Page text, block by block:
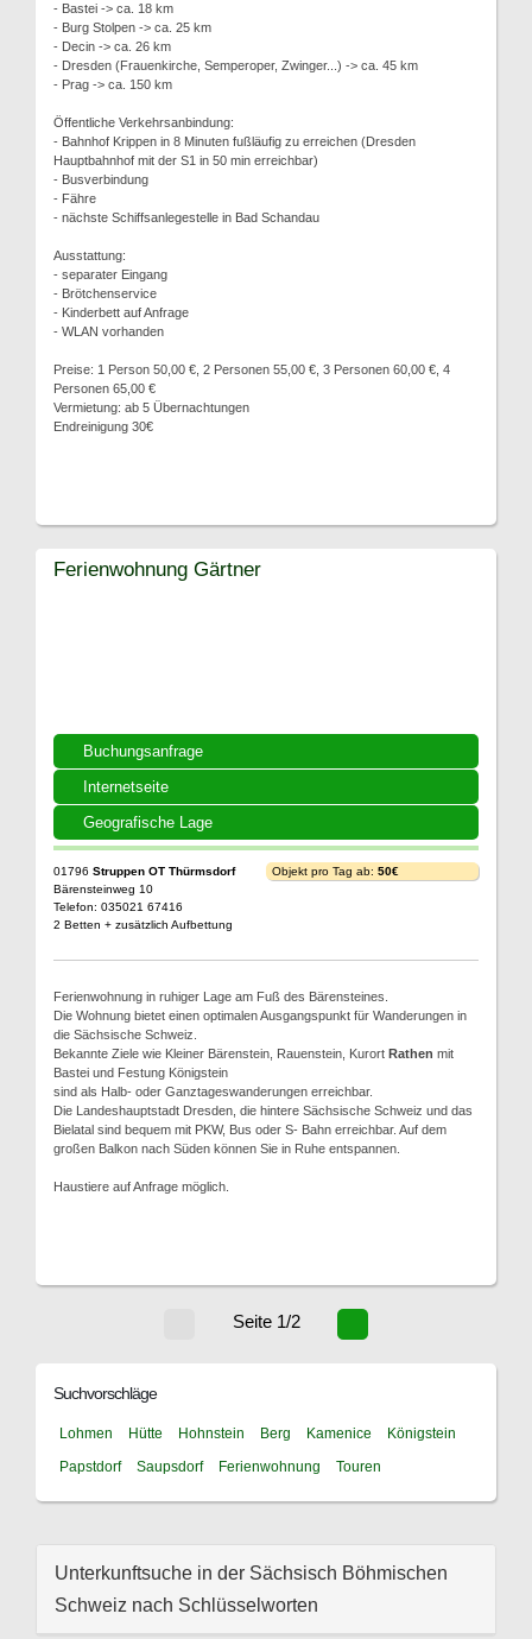
- Bastei -> ca. 18 km
- Burg Stolpen -> ca. 25 km
- Decin -> ca. 26 km
- Dresden (Frauenkirche, Semperoper, Zwinger...) -> ca. 45 km
- Prag -> ca. 150 km
Öffentliche Verkehrsanbindung:
- Bahnhof Krippen in 8 Minuten fußläufig zu erreichen (Dresden
Hauptbahnhof mit der S1 in 50 min erreichbar)
- Busverbindung
- Fähre
- nächste Schiffsanlegestelle in Bad Schandau
Ausstattung:
- separater Eingang
- Brötchenservice
- Kinderbett auf Anfrage
- WLAN vorhanden
Preise: 1 Person 50,00 €, 2 Personen 55,00 €, 3 Personen 60,00 €, 4
Personen 65,00 €
Vermietung: ab 5 Übernachtungen
Endreinigung 30€
Buchungsanfrage
Internetseite
Geografische Lage
Ferienwohnung Gärtner
01796 Struppen OT Thürmsdorf
Bärensteinweg 10
Telefon: 035021 67416
2 Betten + zusätzlich Aufbettung
Objekt pro Tag ab: 50€
Ferienwohnung in ruhiger Lage am Fuß des Bärensteines.
Die Wohnung bietet einen optimalen Ausgangspunkt für Wanderungen in
die Sächsische Schweiz.
Bekannte Ziele wie Kleiner Bärenstein, Rauenstein, Kurort Rathen mit
Bastei und Festung Königstein
sind als Halb- oder Ganztageswanderungen erreichbar.
Die Landeshauptstadt Dresden, die hintere Sächsische Schweiz und das
Bielatal sind bequem mit PKW, Bus oder S- Bahn erreichbar. Auf dem
großen Balkon nach Süden können Sie in Ruhe entspannen.
Haustiere auf Anfrage möglich.
Seite 1/2
Suchvorschläge
Lohmen Hütte Hohnstein Berg Kamenice
Königstein
Papstdorf
Saupsdorf Ferienwohnung Touren
Unterkunftsuche in der Sächsisch Böhmischen
Schweiz nach Schlüsselworten